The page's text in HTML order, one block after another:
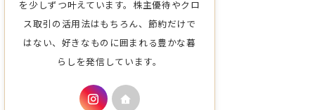
を少しずつ叶えています。株主優待やクロ
ス取引の活用法はもちろん、節約だけで
はない、好きなものに囲まれる豊かな暮
らしを発信しています。